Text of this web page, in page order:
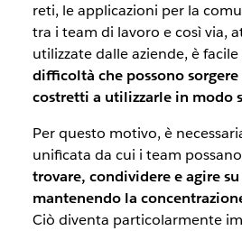
reti, le applicazioni per la
tra i team di lavoro e così via,
utilizzate dalle aziende, è
difficoltà che possono sorgere
costretti a utilizzarle in modo
Per questo motivo, è
unificata da cui i team possano
trovare, condividere e agire
mantenendo la
Ciò diventa particolarmente